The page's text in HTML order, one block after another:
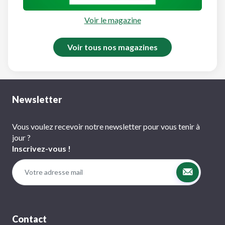
Voir le magazine
Voir tous nos magazines
Newsletter
Vous voulez recevoir notre newsletter pour vous tenir à
jour ?
Inscrivez-vous !
Contact